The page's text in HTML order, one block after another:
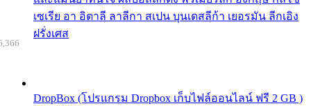
เซเรีย อา อิตาลี ลาลีกา สเปน บุนเดสลีก้า เยอรมัน ลีกเอิง
ฝรั่งเศส
DropBox (โปรแกรม Dropbox เก็บไฟล์ออนไลน์ ฟรี 2 GB )